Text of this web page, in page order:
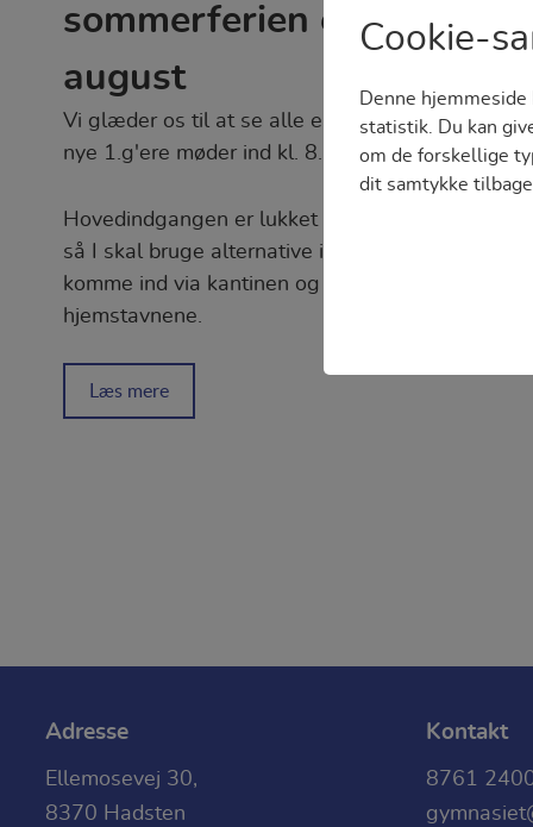
sommerferien er 10.
august
Vi glæder os til at se alle elever 10. august! De
nye 1.g'ere møder ind kl. 8.15.
Hovedindgangen er lukket grundet ombygning,
så I skal bruge alternative indgange - I kan både
komme ind via kantinen og via alle
hjemstavnene.
Læs mere
Adresse
Ellemosevej 30,
8370 Hadsten
Kontakt
8761
Cookie-
Denne
statistik. Du kan
om de forskellige
dit samtykke
Tekniske cookies
adgangskontrol